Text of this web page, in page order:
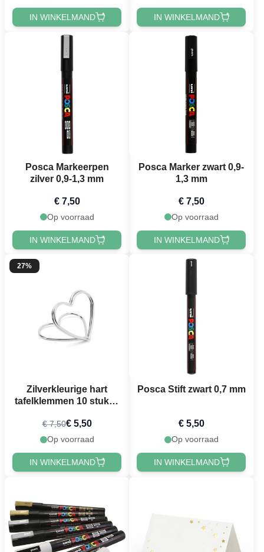
IN WINKELMAND IN WINKELMAND
Posca Markeerpen
zilver 0,9-1,3 mm
€ 7,50
Op voorraad
IN WINKELMAND
Posca Marker zwart 0,9-
1,3 mm
€ 7,50
Op voorraad
IN WINKELMAND
27%
Zilverkleurige hart
tafelklemmen 10 stuks -
€ 7,50€ 5,50
Op voorraad
IN WINKELMAND
Posca Stift zwart 0,7 mm
€ 5,50
Op voorraad
IN WINKELMAND